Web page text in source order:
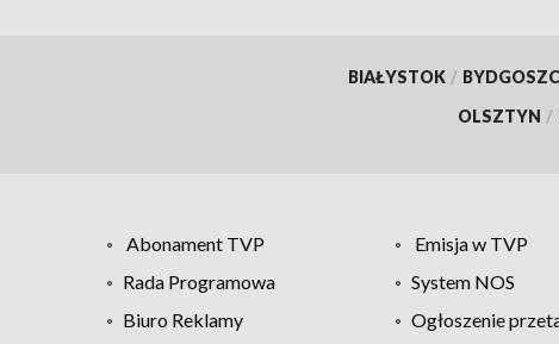
BIAŁYSTOK /
OLSZTYN /
Abonament TVP Emisja w TVP
Rada Programowa
System NOS
Biuro Reklamy
Ogłoszenie